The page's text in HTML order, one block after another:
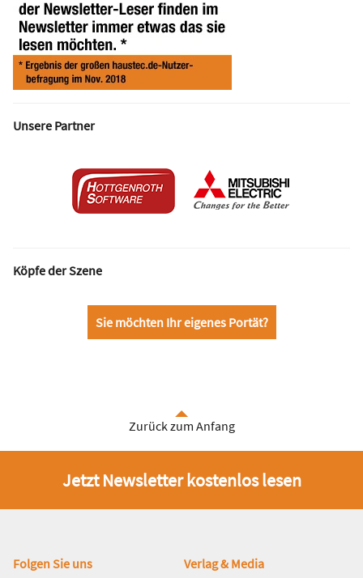
Unsere Partner
Köpfe der Szene
Sie möchten Ihr eigenes Portät?
Zurück zum Anfang
Jetzt Newsletter kostenlos lesen
Fußbereich
Folgen Sie uns Verlag & Media